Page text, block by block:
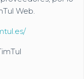
Web.